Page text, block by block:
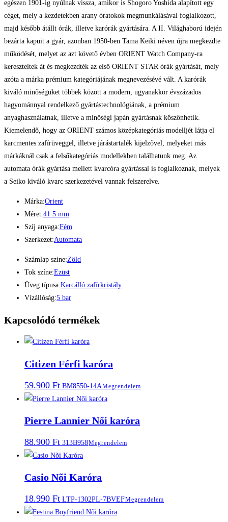
egészen 1901-ig nyúlnak vissza, amikor is Shogoro Yoshida alapított egy
céget, mely a kezdetekben arany óratokok megmunkálásával foglalkozott,
majd később átállt órák, illetve karórák gyártására. A II. Világhaború idején
bezárta kapuit a gyár, azonban 1950-ben Tama Keiki néven újra megkezdte
működését, melyet az azt követő évben ORIENT Watch Company-ra
kereszteltek át és megkezdték az első ORIENT STAR órák gyártását, mely
azóta a márka prémium kategóriájának megnevezésévé vált. A karórák
kiváló minőségüket többek között a modern, ugyanakkor évszázados
hagyománnyal rendelkező gyártástechnológiának, a prémium
anyaghasználatnak, illetve a minőségi japán gyártásnak köszönhetik.
Kiemelendő, hogy az ORIENT számos középkategóriás modelljét látja el
karcmentes zafírüveggel, illetve járástartalék kijelzővel, melyeket más
márkáknál csak a felsőkategóriás modellekben találhatunk meg. Az
automata órák gyártása mellett kvarcóra gyártással is foglalkoznak, melyek
a Seiko kiváló kvarc szerkezetével vannak felszerelve.
Márka:Orient
Méret:41.5 mm
Szíj anyaga:Fém
Szerkezet:Automata
Számlap színe:Zöld
Tok színe:Ezüst
Üveg típusa:Karcálló zafírkristály
Vízállóság:5 bar
Kapcsolódó termékek
Citizen Férfi karóra
59.900 Ft BM8550-14AMegrendelem
Pierre Lannier Női karóra
88.900 Ft 313B958Megrendelem
Casio Nõi Karóra
18.990 Ft LTP-1302PL-7BVEFMegrendelem